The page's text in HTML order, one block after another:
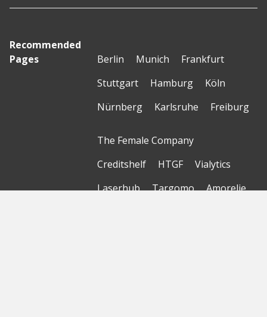
Recommended
Pages
Berlin Munich
Frankfurt
Stuttgart
Hamburg
Köln
Nürnberg
Karlsruhe Freiburg
The Female Company
Creditshelf
HTGF
Vialytics
Laserhub
Targomo
Amorelie